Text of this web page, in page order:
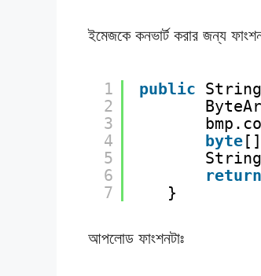
ইমেজকে কনভার্ট করার জন্য
1
2
3
4
5
6
7
public
byte[]
String
return
}
আপলোড ফাংশনটাঃ